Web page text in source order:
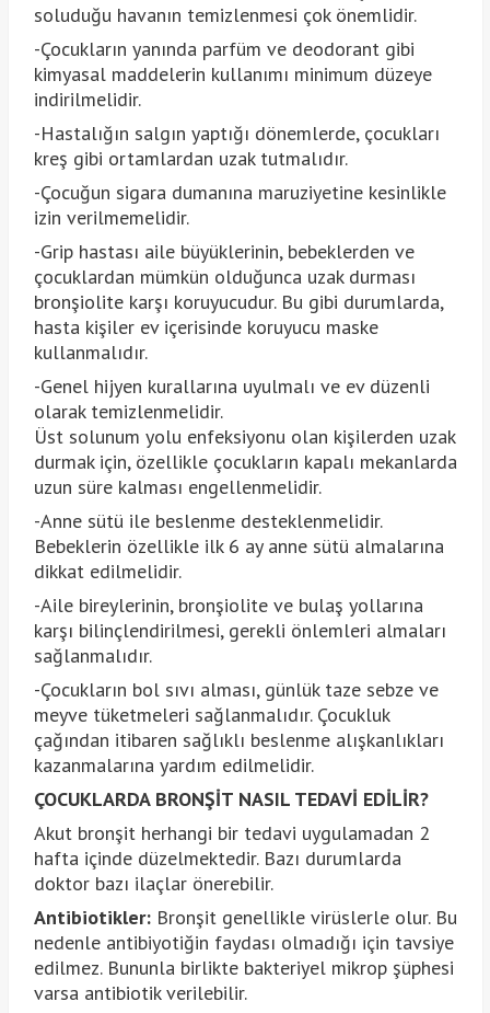
soluduğu havanın temizlenmesi çok önemlidir.
-Çocukların yanında parfüm ve deodorant gibi
kimyasal maddelerin kullanımı minimum düzeye
indirilmelidir.
-Hastalığın salgın yaptığı dönemlerde, çocukları
kreş gibi ortamlardan uzak tutmalıdır.
-Çocuğun sigara dumanına maruziyetine kesinlikle
izin verilmemelidir.
-Grip hastası aile büyüklerinin, bebeklerden ve
çocuklardan mümkün olduğunca uzak durması
bronşiolite karşı koruyucudur. Bu gibi durumlarda,
hasta kişiler ev içerisinde koruyucu maske
kullanmalıdır.
-Genel hijyen kurallarına uyulmalı ve ev düzenli
olarak temizlenmelidir.
Üst solunum yolu enfeksiyonu olan kişilerden uzak
durmak için, özellikle çocukların kapalı mekanlarda
uzun süre kalması engellenmelidir.
-Anne sütü ile beslenme desteklenmelidir.
Bebeklerin özellikle ilk 6 ay anne sütü almalarına
dikkat edilmelidir.
-Aile bireylerinin, bronşiolite ve bulaş yollarına
karşı bilinçlendirilmesi, gerekli önlemleri almaları
sağlanmalıdır.
-Çocukların bol sıvı alması, günlük taze sebze ve
meyve tüketmeleri sağlanmalıdır. Çocukluk
çağından itibaren sağlıklı beslenme alışkanlıkları
kazanmalarına yardım edilmelidir.
ÇOCUKLARDA BRONŞİT NASIL TEDAVİ EDİLİR?
Akut bronşit herhangi bir tedavi uygulamadan 2
hafta içinde düzelmektedir. Bazı durumlarda
doktor bazı ilaçlar önerebilir.
Antibiotikler: Bronşit genellikle virüslerle olur. Bu
nedenle antibiyotiğin faydası olmadığı için tavsiye
edilmez. Bununla birlikte bakteriyel mikrop şüphesi
varsa antibiotik verilebilir.